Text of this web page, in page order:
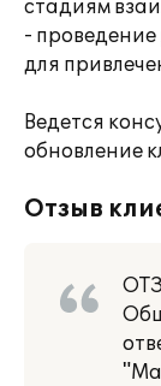
стадиям
-
для
Ведется
обновление
Отзыв